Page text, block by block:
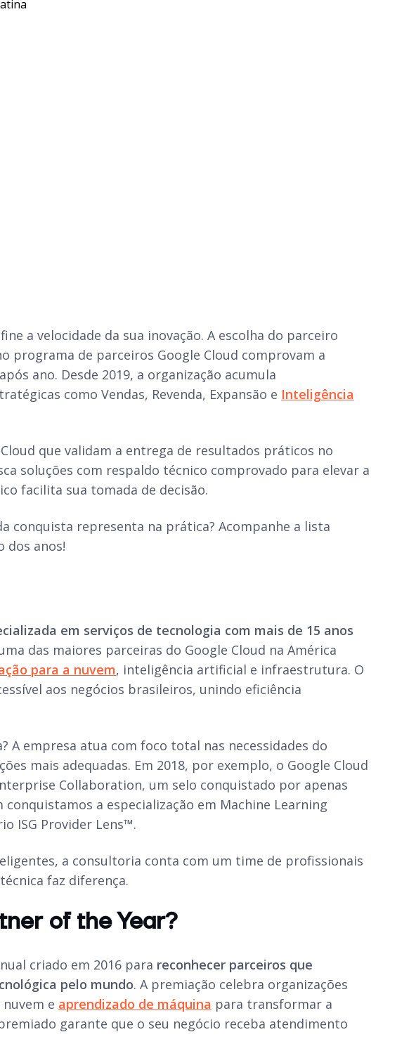
a velocidade da sua inovação. A escolha do parceiro
programa de parceiros Google Cloud comprovam a
ano. Desde 2019, a organização acumula
como Vendas, Revenda, Expansão e Inteligência
que validam a entrega de resultados práticos no
soluções com respaldo técnico comprovado para elevar a
facilita sua tomada de decisão.
conquista representa na prática? Acompanhe a lista
dos anos!
em serviços de tecnologia com mais de 15 anos
das maiores parceiras do Google Cloud na América
para a nuvem, inteligência artificial e infraestrutura. O
aos negócios brasileiros, unindo eficiência
empresa atua com foco total nas necessidades do
mais adequadas. Em 2018, por exemplo, o Google Cloud
Collaboration, um selo conquistado por apenas
a especialização em Machine Learning
ISG Provider Lens™.
a consultoria conta com um time de profissionais
faz diferença.
of the Year?
criado em 2016 para reconhecer parceiros que
pelo mundo. A premiação celebra organizações
e aprendizado de máquina para transformar a
garante que o seu negócio receba atendimento